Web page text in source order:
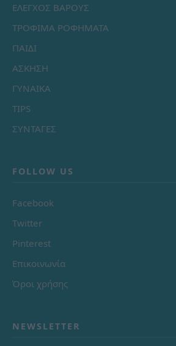
ΕΛΕΓΧΟΣ ΒΑΡΟΥΣ
ΤΡΟΦΙΜΑ ΡΟΦΗΜΑΤΑ
ΠΑΙΔΙ
ΑΣΚΗΣΗ
ΓΥΝΑΙΚΑ
TIPS
ΣΥΝΤΑΓΕΣ
FOLLOW US
Facebook
Twitter
Pinterest
Επικοινωνία
Όροι χρήσης
NEWSLETTER